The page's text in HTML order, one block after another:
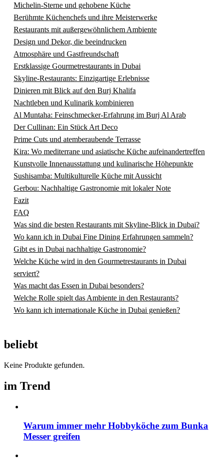
Michelin-Sterne und gehobene Küche
Berühmte Küchenchefs und ihre Meisterwerke
Restaurants mit außergewöhnlichem Ambiente
Design und Dekor, die beeindrucken
Atmosphäre und Gastfreundschaft
Erstklassige Gourmetrestaurants in Dubai
Skyline-Restaurants: Einzigartige Erlebnisse
Dinieren mit Blick auf den Burj Khalifa
Nachtleben und Kulinarik kombinieren
Al Muntaha: Feinschmecker-Erfahrung im Burj Al Arab
Der Cullinan: Ein Stück Art Deco
Prime Cuts und atemberaubende Terrasse
Kira: Wo mediterrane und asiatische Küche aufeinandertreffen
Kunstvolle Innenausstattung und kulinarische Höhepunkte
Sushisamba: Multikulturelle Küche mit Aussicht
Gerbou: Nachhaltige Gastronomie mit lokaler Note
Fazit
FAQ
Was sind die besten Restaurants mit Skyline-Blick in Dubai?
Wo kann ich in Dubai Fine Dining Erfahrungen sammeln?
Gibt es in Dubai nachhaltige Gastronomie?
Welche Küche wird in den Gourmetrestaurants in Dubai
serviert?
Was macht das Essen in Dubai besonders?
Welche Rolle spielt das Ambiente in den Restaurants?
Wo kann ich internationale Küche in Dubai genießen?
beliebt
Keine Produkte gefunden.
im Trend
Warum immer mehr Hobbyköche zum Bunka
Messer greifen